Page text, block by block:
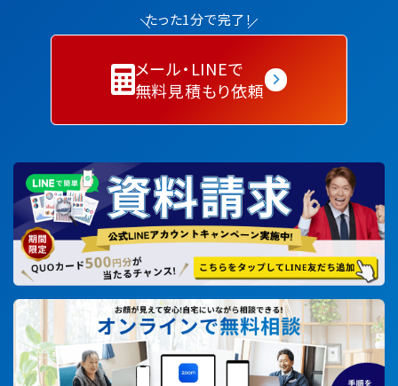
たった1分で完了！
メール・LINEで
無料見積もり依頼